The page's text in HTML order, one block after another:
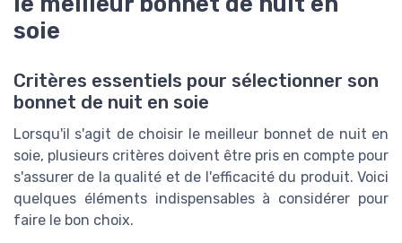
soie
Critères essentiels pour sélectionner son
bonnet de nuit en soie
Lorsqu'il s'agit de choisir le meilleur bonnet de nuit en
soie, plusieurs critères doivent être pris en compte pour
s'assurer de la qualité et de l'efficacité du produit. Voici
quelques éléments indispensables à considérer pour
faire le bon choix.